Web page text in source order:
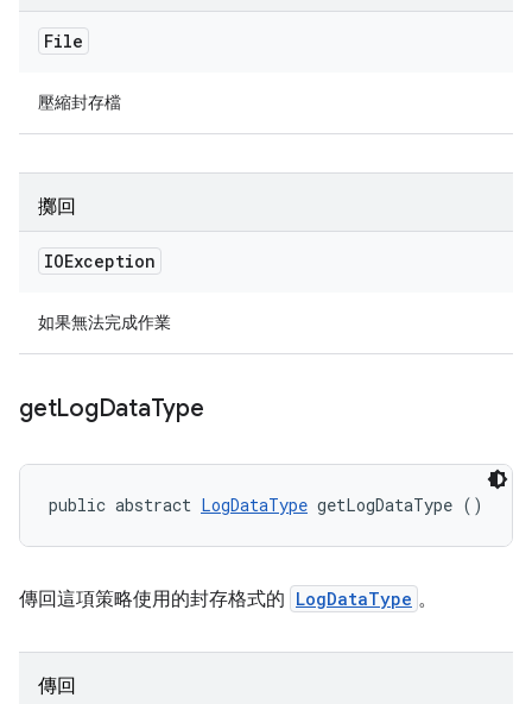
File
壓縮封存檔
擲回
IOException
如果無法完成作業
getLogDataType
public abstract LogDataType getLogDataType ()
傳回這項策略使用的封存格式的 LogDataType 。
傳回